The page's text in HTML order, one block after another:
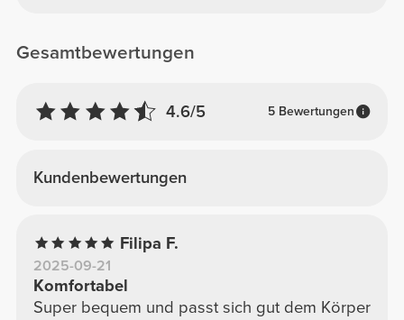
Gesamtbewertungen
4.6/5 5 Bewertungen
Kundenbewertungen
Filipa F.
2025-09-21
Komfortabel
Super bequem und passt sich gut dem Körper